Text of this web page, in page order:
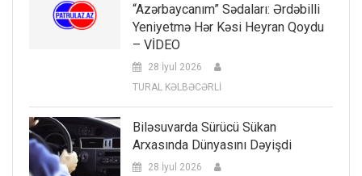
“Azərbaycanım” Sədaları: Ərdəbilli
Yeniyetmə Hər Kəsi Heyran Qoydu
– VİDEO
28 İyul 2026
TURAL KƏLBƏCƏRLİ
Biləsuvarda Sürücü Sükan
Arxasında Dünyasını Dəyişdi
28 İyul 2026